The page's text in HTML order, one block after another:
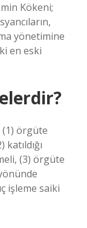
Kökeni;
yönetimine
en eski
(1) örgüte
(3) örgüte
işleme saiki